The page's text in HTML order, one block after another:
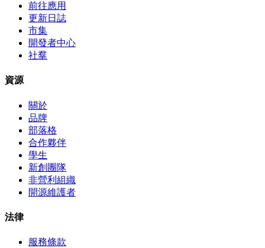
前往應用
更新日誌
市集
開發者中心
社羣
資源
關於
品牌
部落格
合作夥伴
學生
新創團隊
非營利組織
開源維護者
法律
服務條款